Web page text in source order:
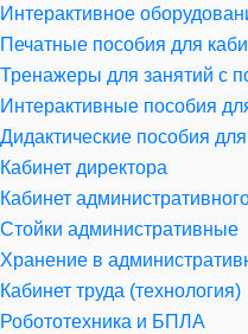
Интерактивное
Печатные пособия для
Тренажеры для занятий с
Интерактивные пособия
Дидактические пособия
Кабинет директора
Кабинет
Стойки административные
Хранение в
Кабинет труда (технология)
Робототехника и БПЛА